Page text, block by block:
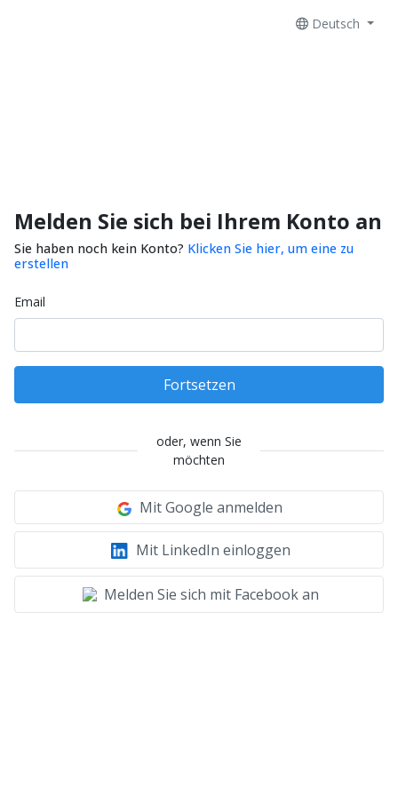
Deutsch
Melden Sie sich bei Ihrem Konto an
Sie haben noch kein Konto? Klicken Sie hier, um eine zu
erstellen
Email
Fortsetzen
oder, wenn Sie
möchten
Mit Google anmelden
Mit LinkedIn einloggen
Melden Sie sich mit Facebook an